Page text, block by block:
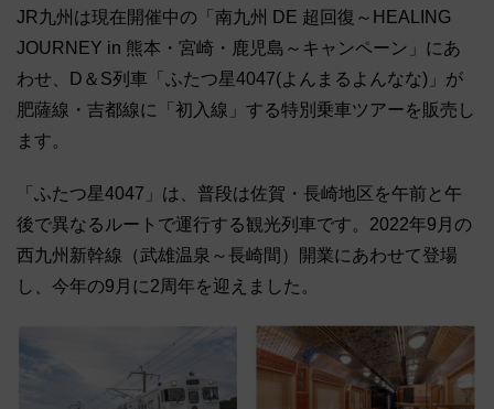
JR九州は現在開催中の「南九州 DE 超回復～HEALING
JOURNEY in 熊本・宮崎・鹿児島～キャンペーン」にあ
わせ、D＆S列車「ふたつ星4047(よんまるよんなな)」が
肥薩線・吉都線に「初入線」する特別乗車ツアーを販売し
ます。
「ふたつ星4047」は、普段は佐賀・長崎地区を午前と午
後で異なるルートで運行する観光列車です。2022年9月の
西九州新幹線（武雄温泉～長崎間）開業にあわせて登場
し、今年の9月に2周年を迎えました。